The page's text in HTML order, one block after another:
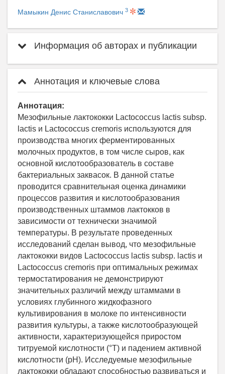
Мамыкин Денис Станиславович 3
Информация об авторах и публикации
Аннотация и ключевые слова
Аннотация:
Мезофильные лактококки Lactococcus lactis subsp.
lactis и Lactococcus cremoris используются для
производства многих ферментированных
молочных продуктов, в том числе сыров, как
основной кислотообразователь в составе
бактериальных заквасок. В данной статье
проводится сравнительная оценка динамики
процессов развития и кислотообразования
производственных штаммов лактокков в
зависимости от технически значимой
температуры. В результате проведенных
исследований сделан вывод, что мезофильные
лактококки видов Lactococcus lactis subsp. lactis и
Lactococcus cremoris при оптимальных режимах
термостатирования не демонстрируют
значительных различий между штаммами в
условиях глубинного жидкофазного
культивирования в молоке по интенсивности
развития культуры, а также кислотообразующей
активности, характеризующейся приростом
титруемой кислотности (°Т) и падением активной
кислотности (pH). Исследуемые мезофильные
лактококки обладают способностью развиваться и